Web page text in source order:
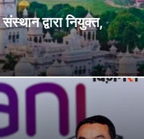
द्वारा नियुक्त,